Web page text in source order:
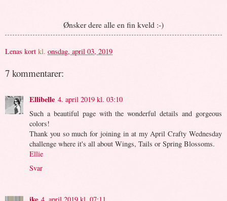
Ønsker dere alle en fin kveld :-)
Lenas kort kl. onsdag, april 03, 2019
7 kommentarer:
Ellibelle 4. april 2019 kl. 03:10
Such a beautiful page with the wonderful details and gorgeous
colors!
Thank you so much for joining in at my April Crafty Wednesday
challenge where it's all about Wings, Tails or Spring Blossoms.
Ellie
Svar